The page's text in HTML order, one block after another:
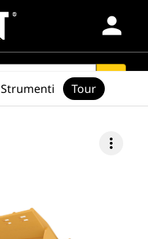
person
search
more_vert
Strumenti Tour